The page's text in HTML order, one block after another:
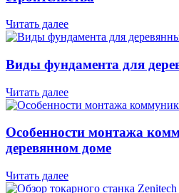
Читать далее
Виды фундамента для
Читать далее
Особенности монтажа
деревянном доме
Читать далее